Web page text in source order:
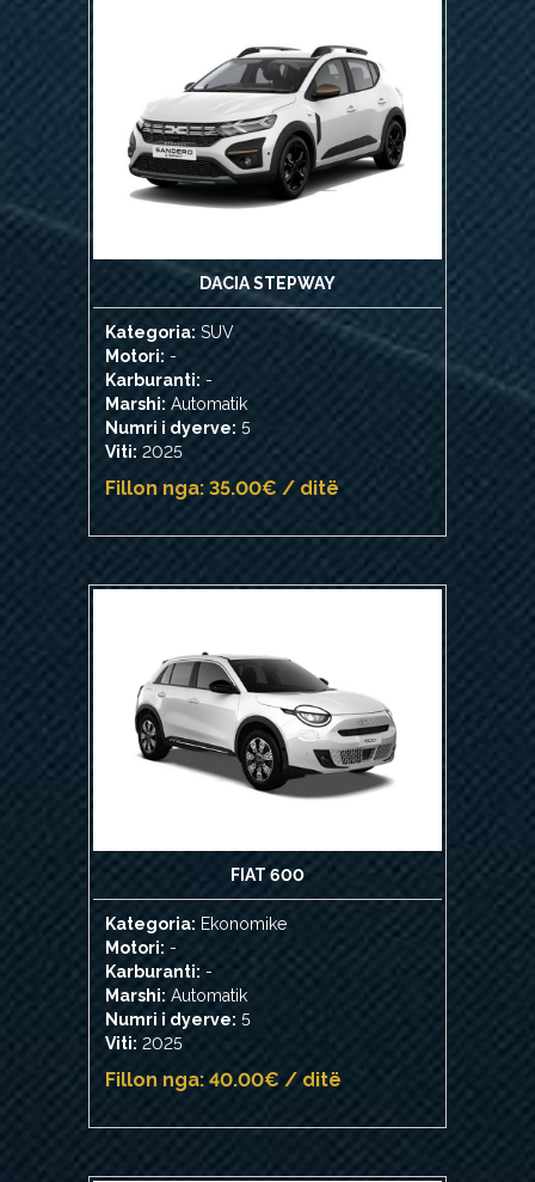
DACIA STEPWAY
Kategoria: SUV
Motori: -
Karburanti: -
Marshi: Automatik
Numri i dyerve: 5
Viti: 2025
Fillon nga: 35.00€ / ditë
FIAT 600
Kategoria: Ekonomike
Motori: -
Karburanti: -
Marshi: Automatik
Numri i dyerve: 5
Viti: 2025
Fillon nga: 40.00€ / ditë